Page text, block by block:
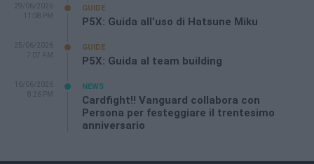
29/06/2026
11:08 PM
GUIDE
P5X: Guida all’uso di Hatsune Miku
25/06/2026
7:07 AM
GUIDE
P5X: Guida al team building
16/06/2026
8:26 PM
NEWS
Cardfight!! Vanguard collabora con
Persona per festeggiare il trentesimo
anniversario